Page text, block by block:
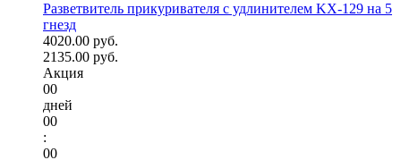
Разветвитель прикуривателя с удлинителем KX-129 на 5
гнезд
4020.00 руб.
2135.00 руб.
Акция
00
дней
00
:
00